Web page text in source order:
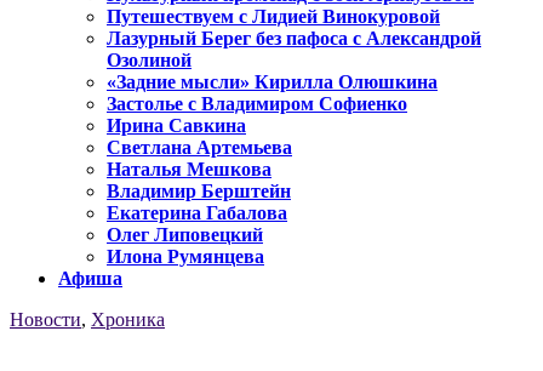
Путешествуем с Лидией Винокуровой
Лазурный Берег без пафоса с Александрой
Озолиной
«Задние мысли» Кирилла Олюшкина
Застолье с Владимиром Софиенко
Ирина Савкина
Светлана Артемьева
Наталья Мешкова
Владимир Берштейн
Екатерина Габалова
Олег Липовецкий
Илона Румянцева
Афиша
Новости, Хроника